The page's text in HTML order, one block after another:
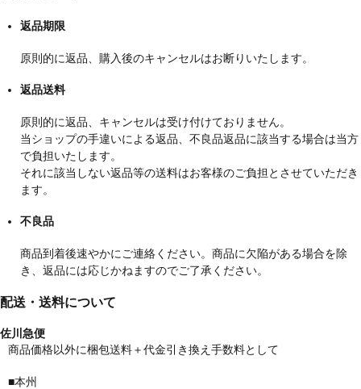
返品期限
原則的に返品、購入後のキャンセルはお断りいたします。
返品送料
原則的に返品、キャンセルは受け付けておりません。
当ショップの手違いによる返品、不良品返品に該当する場合は当方
で負担いたします。
それに該当しない返品等の送料はお客様のご負担とさせていただき
ます。
不良品
商品到着後速やかにご連絡ください。商品に欠陥がある場合を除
き、返品には応じかねますのでご了承ください。
配送・送料について
佐川急便
商品価格以外に梱包送料＋代金引き換え手数料として
■本州